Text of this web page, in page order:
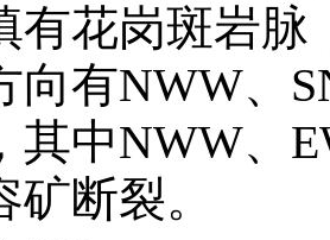
有花岗斑岩脉
向有NWW、
其中NWW、
断裂。